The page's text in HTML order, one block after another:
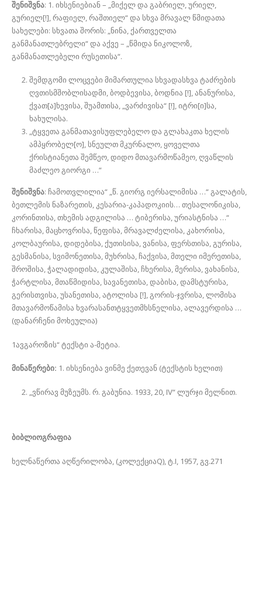
შენიშვნა: 1. იხსენიებიან – „მიქელ და გაბრიელ, ურიელ,
გურიელ[!], რაფიელ, რაშთიელ“ და სხვა მრავალ წმიდათა
სახელები: სხვათა შორის: „ნინა, ქართველთა
განმანათლებრელი“ და აქვე – „წმიდა ნიკოლოზ,
განმანათლებელი რუსეთისა“.
შემდგომი ლოცვები მიმართულია სხვადასხვა ტაძრების
ღვთისმშობლისადმი, ბოდბევისა, ბოდნია [!], ანანურისა,
ქვათ[ა]ხევისა, შუამთისა, „ვარძივისა“ [!], იტრი[ი]სა,
ხახულისა.
„ტყვეთა განმათავისუფლებელო და გლახაკთა ხელის
ამპყრობელ[ო], სნეულთ მკურნალო, ყოველთა
ქრისტიანეთა შემწეო, დიდო მთავარმოწამეო, ღვაწლის
მაძლეო გიორგი …“
შენიშვნა: ჩამოთვლილია“ „წ. გიორგ იერსალიმისა …“ გალატის,
ბეთლემის ნაზარეთის, კესარია-კაპადოკიის… თესალონიკისა,
კორინთისა, თხემის ადგილისა … ტიბერისა, ურიასტნისა …“
ჩხარისა, მაცხოვრისა, წეფისა, მრავალძელისა, კახორისა,
კოლბაურისა, დიდებისა, ქუთისისა, ვანისა, ფერსთისა, გურისა,
გესმანისა, სვიმონეთისა, მუხრისა, ჩაქვისა, მთელი იმერეთისა,
შროშისა, ჭალადიდისა, კულაშისა, ჩხერისა, მერისა, ვახანისა,
ჭარტლისა, მთაწმიდისა, სავანეთისა, დაბისა, დამსტურისა,
გერისთვისა, უსანეთისა, ატოლისა [!], გორის-ჯვრისა, ლომისა
მთავარმოწამისა ხვარასანთტყვეთმხსნელისა, ალავერდისა …
(დანარჩენი მოხეულია)
1ავგაროზის“ ტექსტი ა-მეტია.
მინაწერები: 1. იხსენიება ვინმე ქეთევან (ტექსტის ხელით)
„ვწირავ მუზეუმს. რ. გაბუნია. 1933, 20, IV“ ლურჯი მელნით.
ბიბლიოგრაფია
ხელნაწერთა აღწერილობა, (კოლექციაQ), ტ.I, 1957, გვ.271